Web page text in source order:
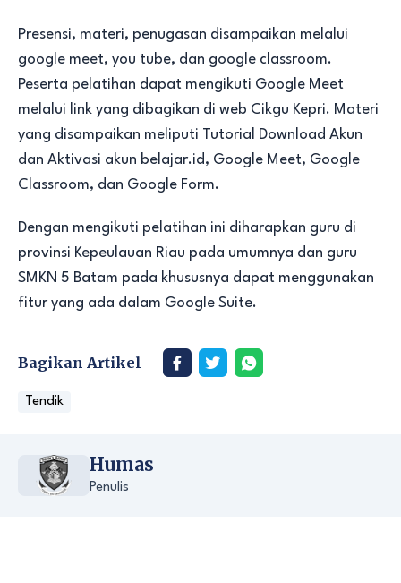
Presensi, materi, penugasan disampaikan melalui
google meet, you tube, dan google classroom.
Peserta pelatihan dapat mengikuti Google Meet
melalui link yang dibagikan di web Cikgu Kepri. Materi
yang disampaikan meliputi Tutorial Download Akun
dan Aktivasi akun belajar.id, Google Meet, Google
Classroom, dan Google Form.
Dengan mengikuti pelatihan ini diharapkan guru di
provinsi Kepeulauan Riau pada umumnya dan guru
SMKN 5 Batam pada khususnya dapat menggunakan
fitur yang ada dalam Google Suite.
Bagikan Artikel
Tendik
Humas
Penulis